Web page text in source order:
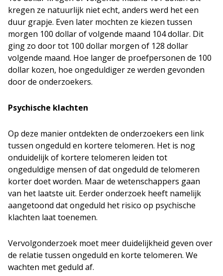
kregen ze natuurlijk niet echt, anders werd het een
duur grapje. Even later mochten ze kiezen tussen
morgen 100 dollar of volgende maand 104 dollar. Dit
ging zo door tot 100 dollar morgen of 128 dollar
volgende maand. Hoe langer de proefpersonen de 100
dollar kozen, hoe ongeduldiger ze werden gevonden
door de onderzoekers.
Psychische klachten
Op deze manier ontdekten de onderzoekers een link
tussen ongeduld en kortere telomeren. Het is nog
onduidelijk of kortere telomeren leiden tot
ongeduldige mensen of dat ongeduld de telomeren
korter doet worden. Maar de wetenschappers gaan
van het laatste uit. Eerder onderzoek heeft namelijk
aangetoond dat ongeduld het risico op psychische
klachten laat toenemen.
Vervolgonderzoek moet meer duidelijkheid geven over
de relatie tussen ongeduld en korte telomeren. We
wachten met geduld af.